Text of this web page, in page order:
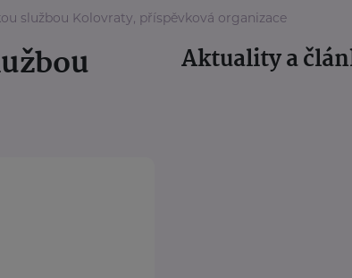
službou Kolovraty, příspěvková organizace
Aktuality a